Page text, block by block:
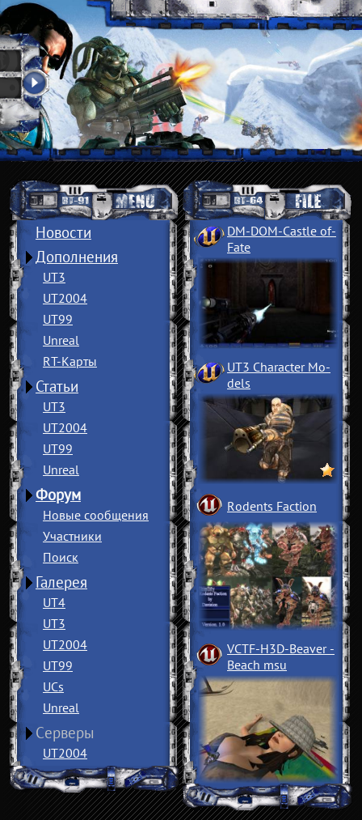
Новости
Дополнения
UT3
UT2004
UT99
Unreal
RT-Карты
Статьи
UT3
UT2004
UT99
Unreal
Форум
Новые сообщения
Участники
Поиск
Галерея
UT4
UT3
UT2004
UT99
UCs
Unreal
Серверы
UT2004
DM-DOM-Castle of­
Fate
UT3 Character Mo­
dels
Rodents Faction
VCTF-H3D-Beaver ­
Beach msu